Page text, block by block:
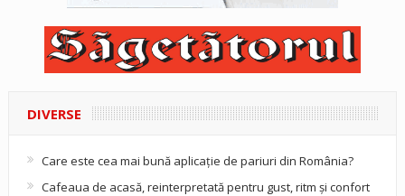
DIVERSE
Care este cea mai bună aplicație de pariuri din România?
Cafeaua de acasă, reinterpretată pentru gust, ritm și confort